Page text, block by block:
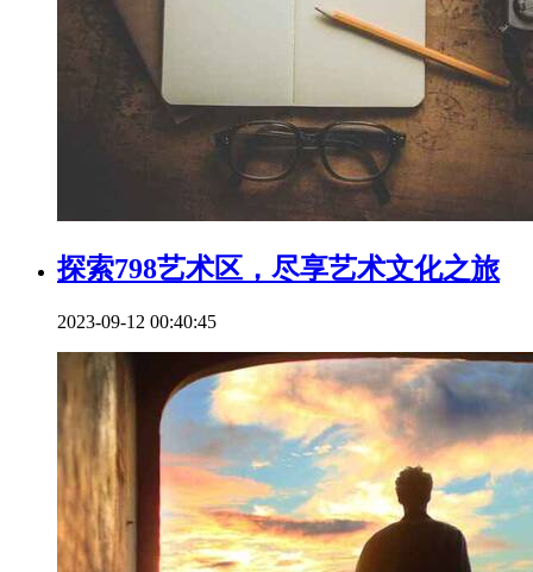
探索798艺术区，尽享艺术文化之旅
2023-09-12 00:40:45